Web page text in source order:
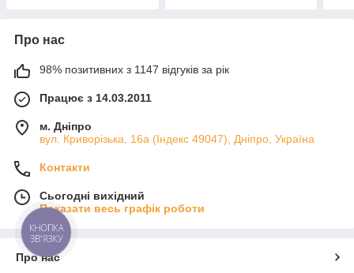
Про нас
98% позитивних з 1147 відгуків за рік
Працює з 14.03.2011
м. Дніпро
вул. Криворізька, 16а (Індекс 49047), Дніпро, Україна
Контакти
Сьогодні вихідний
Показати весь графік роботи
Про нас
КНОПКА
ЗВ'ЯЗКУ